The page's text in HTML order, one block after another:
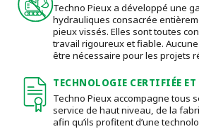
Techno Pieux a développé une
hydrauliques consacrée
pieux vissés. Elles sont toutes
travail rigoureux et fiable.
être nécessaire pour les projets
TECHNOLOGIE CERTIFIÉE
Techno Pieux accompagne tous
service de haut niveau, de la
afin qu’ils profitent d’une